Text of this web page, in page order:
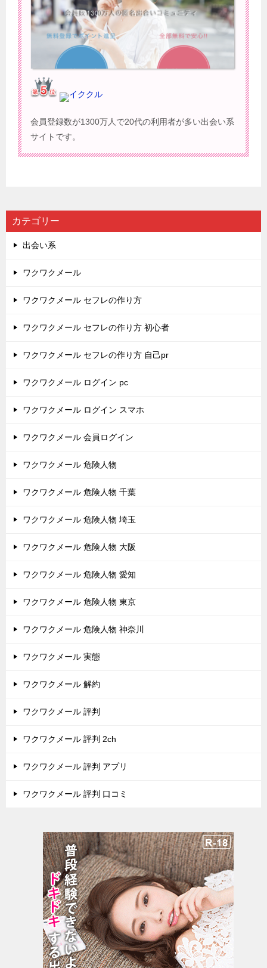
イククル
会員登録数が1300万人で20代の利用者が多い出会い系
サイトです。
カテゴリー
出会い系
ワクワクメール
ワクワクメール セフレの作り方
ワクワクメール セフレの作り方 初心者
ワクワクメール セフレの作り方 自己pr
ワクワクメール ログイン pc
ワクワクメール ログイン スマホ
ワクワクメール 会員ログイン
ワクワクメール 危険人物
ワクワクメール 危険人物 千葉
ワクワクメール 危険人物 埼玉
ワクワクメール 危険人物 大阪
ワクワクメール 危険人物 愛知
ワクワクメール 危険人物 東京
ワクワクメール 危険人物 神奈川
ワクワクメール 実態
ワクワクメール 解約
ワクワクメール 評判
ワクワクメール 評判 2ch
ワクワクメール 評判 アプリ
ワクワクメール 評判 口コミ